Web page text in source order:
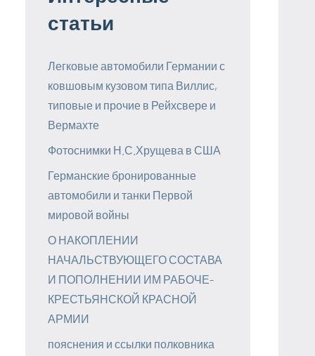
статьи
Легковые автомобили Германии с
ковшовым кузовом типа Виллис,
типовые и прочие в Рейхсвере и
Вермахте
Фотоснимки Н.С.Хрущева в США
Германские бронированные
автомобили и танки Первой
мировой войны
О НАКОПЛЕНИИ
НАЧАЛЬСТВУЮЩЕГО СОСТАВА
И ПОПОЛНЕНИИ ИМ РАБОЧЕ-
КРЕСТЬЯНСКОЙ КРАСНОЙ
АРМИИ
пояснения и ссылки полковника